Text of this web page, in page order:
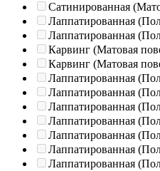
Сатинированная
Лаппатированная
Лаппатированная
Карвинг (Матовая
Карвинг (Матовая
Лаппатированная
Лаппатированная
Лаппатированная
Лаппатированная
Лаппатированная
Лаппатированная
Лаппатированная